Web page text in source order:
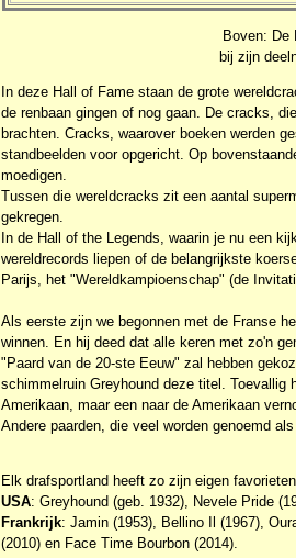
Boven: De
bij zijn
In deze Hall of Fame staan de grote
de renbaan gingen of nog gaan. De cracks,
brachten. Cracks, waarover boeken werden
standbeelden voor opgericht. Op
moedigen.
Tussen die wereldcracks zit een aantal
gekregen.
In de Hall of the Legends, waarin je nu een
wereldrecords liepen of de belangrijkste
Parijs, het "Wereldkampioenschap" (de
Als eerste zijn we begonnen met de Franse
winnen. En hij deed dat alle keren met zo'n
"Paard van de 20-ste Eeuw" zal hebben
schimmelruin Greyhound deze titel.
Amerikaan, maar een naar de Amerikaan
Andere paarden, die veel worden genoemd
Elk drafsportland heeft zo zijn eigen
USA: Greyhound (geb. 1932), Nevele Pride
Frankrijk: Jamin (1953), Bellino Il (1967),
(2010) en Face Time Bourbon (2014).